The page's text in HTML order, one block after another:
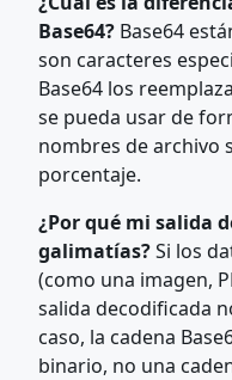
Base64? Base64
son caracteres
Base64 los
se pueda usar de
nombres de archivo
porcentaje.
¿Por qué mi salida
galimatías?Si los
(como una imagen,
salida decodificada
caso, la cadena
binario, no una